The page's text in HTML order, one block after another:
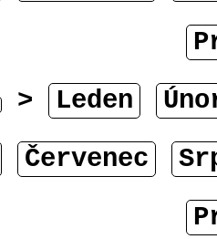
> Leden
Červenec